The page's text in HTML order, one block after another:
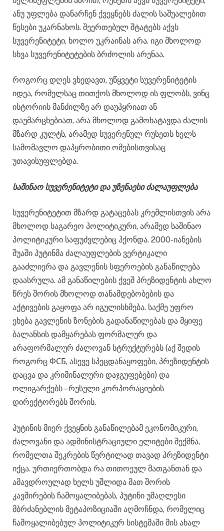
ანუ უფლება დანარჩენ ქვეყნებს ძალის საშუალებით
წესები უკარნახოს. შეერთებულ შტატებს აქვს
სუვერენიტეტი, ხოლო უკრაინას არა. იგი მხოლოდ
სხვა სუვერენიტეტების ბრძოლის არენაა.
როგორც დღეს ვხედავთ, უწყვეტი სუვერენიტეტის
იდეა, რომელსაც თითქოს მხოლოდ ის ფლობს, ვინც
ისტორიის მანძილზე არ დაუპყრიათ ან
დაუმარცხებიათ, არა მხოლოდ გამოხატავდა ძალის
მზარდ კულტს, არამედ სუვერენულ რუსეთს ხელს
სამომავლო დაპყრობითი ომებისთვისაც
უთავისუფლებდა.
საშინაო სუვერენიტეტი და უზენაესი ძალაუფლება
სუვერენიტეტით მზარდ გატაცებას კრემლისთვის არა
მხოლოდ საგარეო პოლიტიკური, არამედ საშინაო
პოლიტიკური საფუძვლებიც ჰქონდა. 2000-იანების
შუაში პუტინმა ძალაუფლების ვერტიკალი
გააძლიერა და გავლენის სფეროების განაწილება
დაასრულა. ამ განაწილების ქვეშ პრეზიდენტის ახლო
წრეს შორის მხოლოდ თანამდებობების და
აქტივების გაყოფა არ იგულისხმება. საქმე უფრო
ეხება გავლენის ზონების გადანაწილებას და მყიფე
ბალანსის დამყარებას ფორმალურ და
არაფორმალურ ძალოვან სტრუქტურებს (აქ შედის
როგორც ФСБ, ასევე სპეცდანაყოფები, პრეზიდენტის
დაცვა და კრიმინალური დაჯგუფებები) და
ოლიგარქებს – რუსული კორპორაციების
დირექტორებს შორის.
პუტინის მიერ ქვეყნის განაწილებამ ეკონომიკური,
ძალოვანი და ადმინისტრაციული ელიტები შექმნა,
რომელთა შეკრების წერტილად თავად პრეზიდენტი
იქცა. ურთიერთობდა რა თითოეულ მათგანთან და
ამავდროულად ხელს უშლიდა მათ შორის
კავშირების ჩამოყალიბებას, პუტინი უმაღლესი
მბრძანებლის მეტაპოზიციაში აღმოჩნდა, რომელიც
ჩამოყალიბებულ პოლიტიკურ სისტემაში მის ახალ